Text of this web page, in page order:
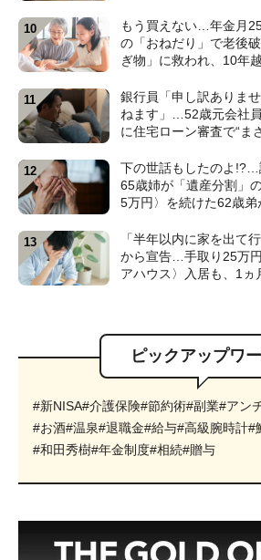
もう買えない…年金月
の「おねだり」で老後
ぎ物」に救われ、10年
銀行員「申し訳ありま
ねます」…52歳元会社
に住宅ローン審査で“ま
の解説】
下の世話もしたのよ
65歳姉が「遺産分割」
5万円〉を続けた62歳
「半年以内に家を出て
から宣告…手取り25万
アハウス〉入居も、1ヵ
ピックアップワ
#新NISA#介護保険#節約術#副業#アン
#お酒#温泉#退職金#給与#高級腕時計#
#和田秀樹#年金制度#相続#贈与